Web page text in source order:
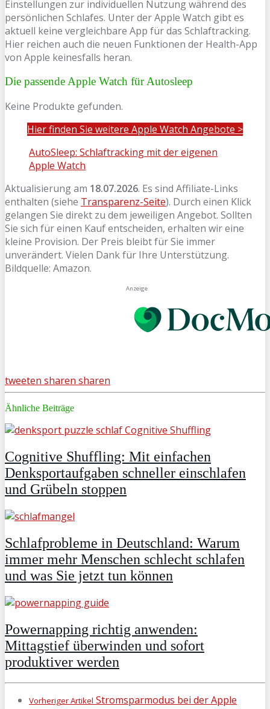
Einstellungen zur individuellen Nutzung während des
persönlichen Schlafes. Unter der Apple Watch gibt es
aktuell keine vergleichbare App für das Schlaftracking.
Hier reichen auch die neuen Funktionen der Health-App
von Apple keinesfalls heran.
Die passende Apple Watch für Autosleep
Keine Produkte gefunden.
Hier finden Sie weitere Apple Watch Angebote >
AutoSleep: Schlaftracking mit der eigenen
Apple Watch
Aktualisierung am 18.07.2026. Es sind Affiliate-Links
enthalten (siehe Transparenz-Seite). Durch einen Klick
gelangen Sie direkt zu dem jeweiligen Angebot. Sollten
Sie sich für einen Kauf entscheiden, erhalten wir eine
kleine Provision. Der Preis bleibt für Sie immer
unverändert. Vielen Dank für Ihre Unterstützung.
Bildquelle: Amazon.
Anzeige
tweeten sharen sharen
Ähnliche Beiträge
Cognitive Shuffling: Mit einfachen
Denksportaufgaben schneller einschlafen
und Grübeln stoppen
Schlafprobleme in Deutschland: Warum
immer mehr Menschen schlecht schlafen
und was Sie jetzt tun können
Powernapping richtig anwenden:
Mittagstief überwinden und sofort
produktiver werden
Vorheriger Artikel Stromsparmodus bei der Apple